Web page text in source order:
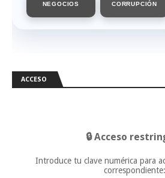
NEGOCIOS CORRUPCIÓN
ACCESO
🔒 Acceso
Introduce tu clave numérica para
correspondiente: